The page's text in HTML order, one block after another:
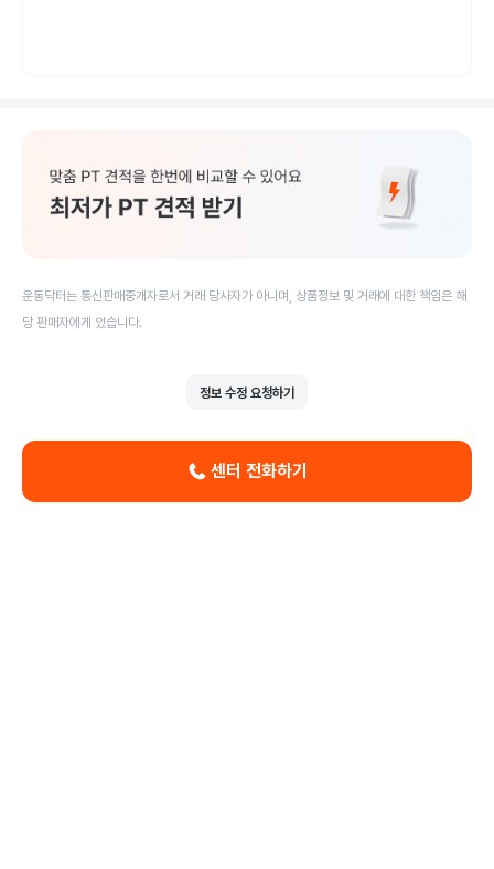
운동닥터는 통신판매중개자로서 거래 당사자가 아니며, 상품정보 및 거래에 대한 책임은 해
당 판매자에게 있습니다.
정보 수정 요청하기
센터 전화하기